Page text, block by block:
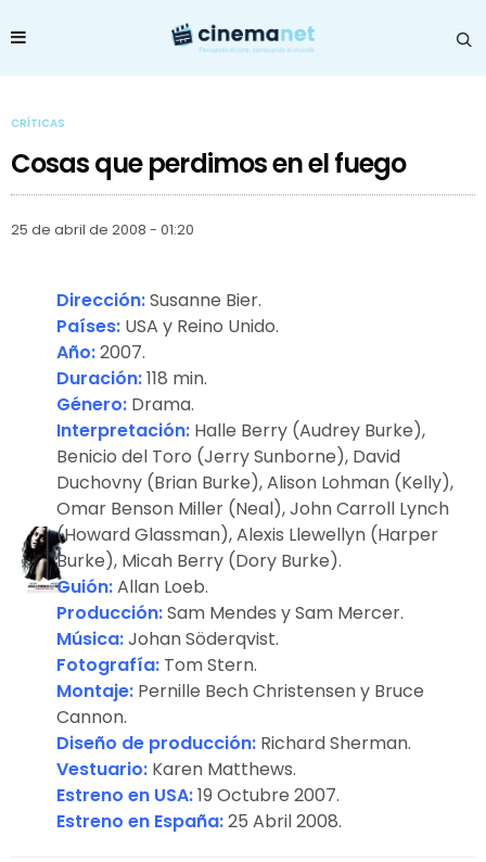
CRÍTICAS
Cosas que perdimos en el fuego
25 de abril de 2008 - 01:20
Dirección:Susanne Bier.
Países: USA y Reino Unido.
Año:2007.
Duración:118 min.
Género: Drama.
Interpretación: Halle Berry (Audrey Burke),
Benicio del Toro (Jerry Sunborne), David
Duchovny (Brian Burke), Alison Lohman (Kelly),
Omar Benson Miller (Neal), John Carroll Lynch
(Howard Glassman), Alexis Llewellyn (Harper
Burke), Micah Berry (Dory Burke).
Guión:Allan Loeb.
Producción:Sam Mendes y Sam Mercer.
Música:Johan Söderqvist.
Fotografía: Tom Stern.
Montaje: Pernille Bech Christensen y Bruce
Cannon.
Diseño de producción: Richard Sherman.
Vestuario: Karen Matthews.
Estreno en USA:19 Octubre 2007.
Estreno en España:25 Abril 2008.